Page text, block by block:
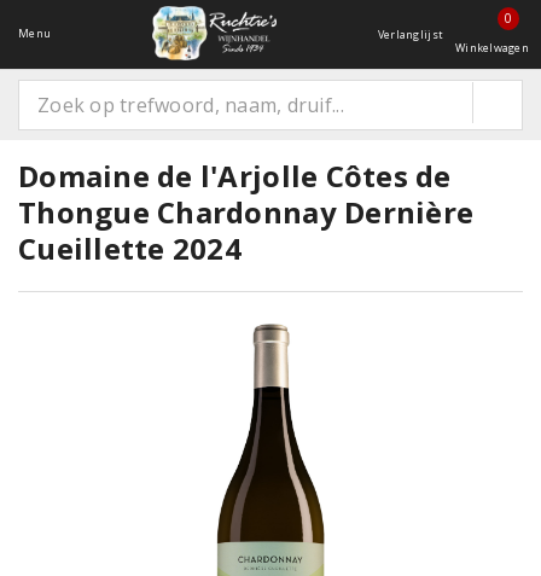
Menu Verlanglijst
0
Winkelwagen
Domaine de l'Arjolle Côtes de
Thongue Chardonnay Dernière
Cueillette 2024